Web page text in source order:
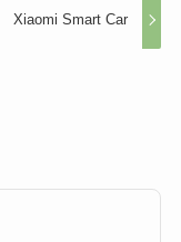
Xiaomi Smart Car